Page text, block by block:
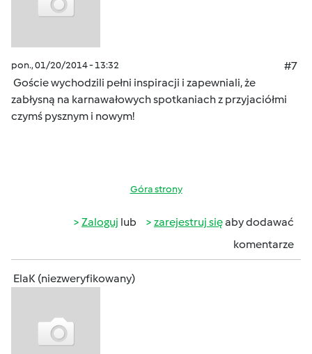
pon., 01/20/2014 - 13:32
#7
Goście wychodzili pełni inspiracji i zapewniali, że
zabłysną na karnawałowych spotkaniach z przyjaciółmi
czymś pysznym i nowym!
Góra strony
Zaloguj lub zarejestruj sięaby dodawać
komentarze
ElaK (niezweryfikowany)